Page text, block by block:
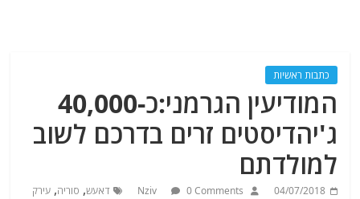
כתבות ראשיות
המודיעין הגרמני:כ-40,000
ג'יהדיסטים זרים בדרכם לשוב
למולדתם
04/07/2018
Nziv 0 Comments דאעש, סוריה,עירק